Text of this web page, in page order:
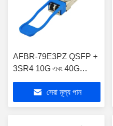
AFBR-79E3PZ QSFP +
3SR4 10G এবং 40G
প্লাগযোগ্য অপটিক্যাল ট্রান্সসিভার
সেরা মূল্য পান